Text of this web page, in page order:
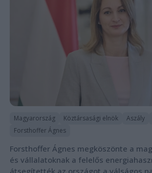
Magyarország Köztársasági elnök Aszály
Forsthoffer Ágnes
Forsthoffer Ágnes megköszönte a
és vállalatoknak a felelős